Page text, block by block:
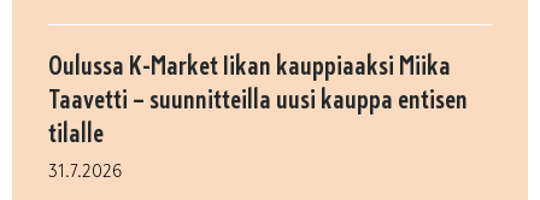
Oulussa K-Market Iikan kauppiaaksi Miika
Taavetti – suunnitteilla uusi kauppa entisen
tilalle
31.7.2026